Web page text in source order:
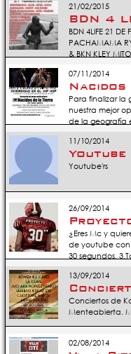
21/02/2015
BDN 4
BDN 4LIFE 21 DE
PACHAMAMA
& BKN KLEY
07/11/2014
Para finalizar la
nuestra mejor
de la geografía
11/10/2014
Youtube
Youtube'rs
26/09/2014
¿Eres Mc y
de youtube con
30 segundos.
13/09/2014
Conciertos de
Menteabierta.
02/08/2014